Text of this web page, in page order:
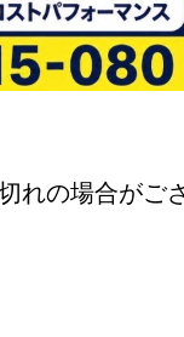
れの場合がご